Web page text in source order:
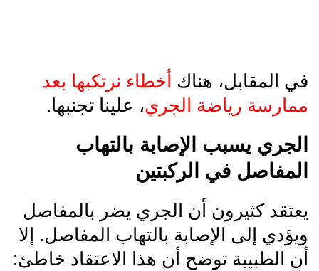
في المقابل، هناك أخطاء نرتكبها بعد
ممارسة رياضة الجري، علينا تجنبها.
الجري يسبب الإصابة بالتهاب
المفاصل في الركبتين
يعتقد كثيرون أن الجري يضر بالمفاصل
ويؤدي إلى الإصابة بالتهاب المفاصل. إلا
أن الطبيبة توضح أن هذا الاعتقاد خاطئ: